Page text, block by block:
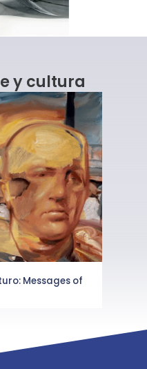
y cultura
Messages of